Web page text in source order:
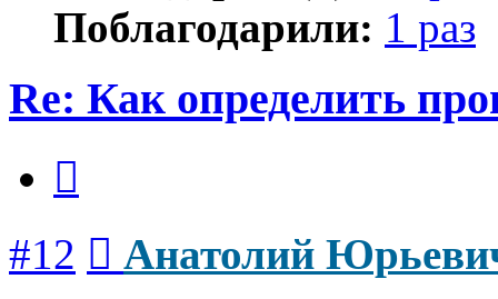
Поблагодарили: 1 раз
Re: Как определить
#12
Анатолий